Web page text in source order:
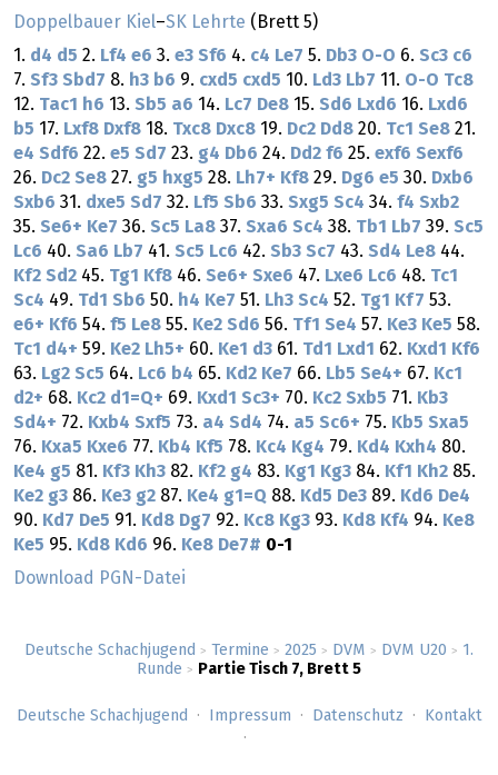
Deutsche Schachjugend > Termine > 2025 > DVM > DVM U20 > 1.
Runde > Partie Tisch 7, Brett 5
Doppelbauer Kiel–SK Lehrte (Brett 5)
1. d4 d5 2. Lf4 e6 3. e3 Sf6 4. c4 Le7 5. Db3 O-O 6. Sc3 c6
7. Sf3 Sbd7 8. h3 b6 9. cxd5 cxd5 10. Ld3 Lb7 11. O-O Tc8
12. Tac1 h6 13. Sb5 a6 14. Lc7 De8 15. Sd6 Lxd6 16. Lxd6
b5 17. Lxf8 Dxf8 18. Txc8 Dxc8 19. Dc2 Dd8 20. Tc1 Se8 21.
e4 Sdf6 22. e5 Sd7 23. g4 Db6 24. Dd2 f6 25. exf6 Sexf6
26. Dc2 Se8 27. g5 hxg5 28. Lh7+ Kf8 29. Dg6 e5 30. Dxb6
Sxb6 31. dxe5 Sd7 32. Lf5 Sb6 33. Sxg5 Sc4 34. f4 Sxb2
35. Se6+ Ke7 36. Sc5 La8 37. Sxa6 Sc4 38. Tb1 Lb7 39. Sc5
Lc6 40. Sa6 Lb7 41. Sc5 Lc6 42. Sb3 Sc7 43. Sd4 Le8 44.
Kf2 Sd2 45. Tg1 Kf8 46. Se6+ Sxe6 47. Lxe6 Lc6 48. Tc1
Sc4 49. Td1 Sb6 50. h4 Ke7 51. Lh3 Sc4 52. Tg1 Kf7 53.
e6+ Kf6 54. f5 Le8 55. Ke2 Sd6 56. Tf1 Se4 57. Ke3 Ke5 58.
Tc1 d4+ 59. Ke2 Lh5+ 60. Ke1 d3 61. Td1 Lxd1 62. Kxd1 Kf6
63. Lg2 Sc5 64. Lc6 b4 65. Kd2 Ke7 66. Lb5 Se4+ 67. Kc1
d2+ 68. Kc2 d1=Q+ 69. Kxd1 Sc3+ 70. Kc2 Sxb5 71. Kb3
Sd4+ 72. Kxb4 Sxf5 73. a4 Sd4 74. a5 Sc6+ 75. Kb5 Sxa5
76. Kxa5 Kxe6 77. Kb4 Kf5 78. Kc4 Kg4 79. Kd4 Kxh4 80.
Ke4 g5 81. Kf3 Kh3 82. Kf2 g4 83. Kg1 Kg3 84. Kf1 Kh2 85.
Ke2 g3 86. Ke3 g2 87. Ke4 g1=Q 88. Kd5 De3 89. Kd6 De4
90. Kd7 De5 91. Kd8 Dg7 92. Kc8 Kg3 93. Kd8 Kf4 94. Ke8
Ke5 95. Kd8 Kd6 96. Ke8 De7# 0-1
Download PGN-Datei
Deutsche Schachjugend Impressum Datenschutz Kontakt